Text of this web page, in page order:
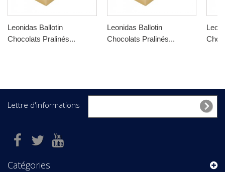
Leonidas Ballotin
Chocolats Pralinés...
Leonidas Ballotin
Chocolats Pralinés...
Lettre d'informations
Catégories